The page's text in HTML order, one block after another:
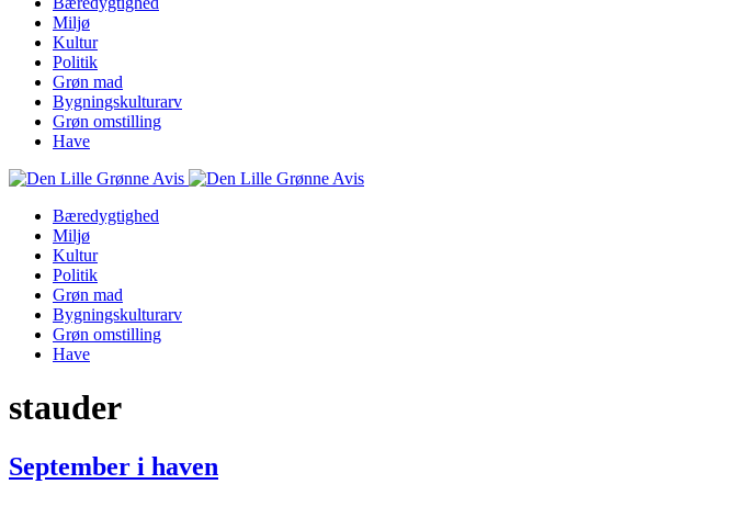
Miljø
Kultur
Politik
Grøn mad
Bygningskulturarv
Grøn omstilling
Have
Bæredygtighed
Miljø
Kultur
Politik
Grøn mad
Bygningskulturarv
Grøn omstilling
Have
stauder
September i haven